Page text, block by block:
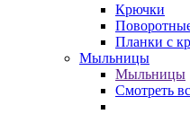
Крючки
Планки с
Мыльницы
Мыльницы
Смотреть